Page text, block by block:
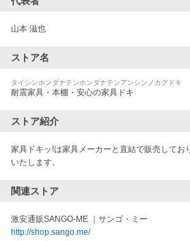
山本 滋也
ストア名
タイシンホンダナテンホンダナテンアンシンノカグドキ
耐震家具・本棚・安心の家具ドキ
ストア紹介
家具ドキッ!は家具メーカーと直結で販売してお
いたします。
関連ストア
激安通販SANGO-ME ｜サンゴ・ミー
http://shop.sango.me/